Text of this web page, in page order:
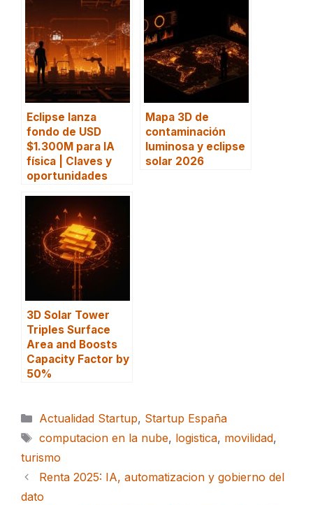
Eclipse lanza
fondo de USD
$1.300M para IA
física | Claves y
oportunidades
Mapa 3D de
contaminación
luminosa y eclipse
solar 2026
3D Solar Tower
Triples Surface
Area and Boosts
Capacity Factor by
50%
Categorías
Actualidad Startup, Startup España
Etiquetas
computacion en la nube, logistica, movilidad,
turismo
Renta 2025: IA, automatizacion y gobierno del
dato